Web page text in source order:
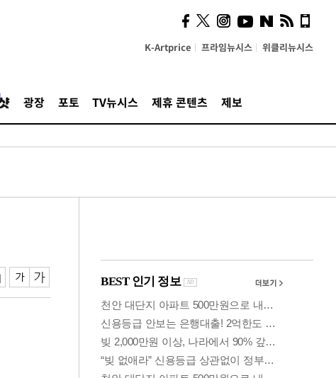
K-Artprice 프라임뉴시스 위클리뉴시스
광장 포토 TV뉴시스 제휴 콘텐츠 제보
계…'고급 가요'의 주체적
영토